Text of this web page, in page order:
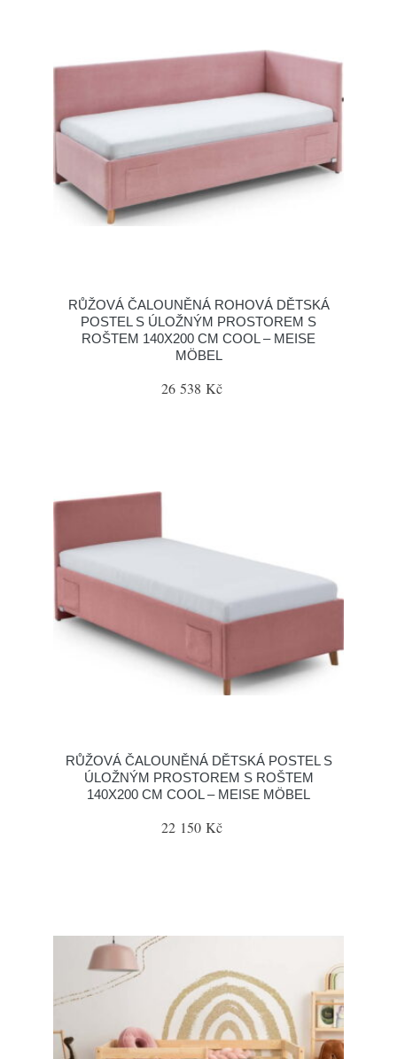
RŮŽOVÁ ČALOUNĚNÁ ROHOVÁ DĚTSKÁ
POSTEL S ÚLOŽNÝM PROSTOREM S
ROŠTEM 140X200 CM COOL – MEISE
MÖBEL
26 538 Kč
RŮŽOVÁ ČALOUNĚNÁ DĚTSKÁ POSTEL S
ÚLOŽNÝM PROSTOREM S ROŠTEM
140X200 CM COOL – MEISE MÖBEL
22 150 Kč